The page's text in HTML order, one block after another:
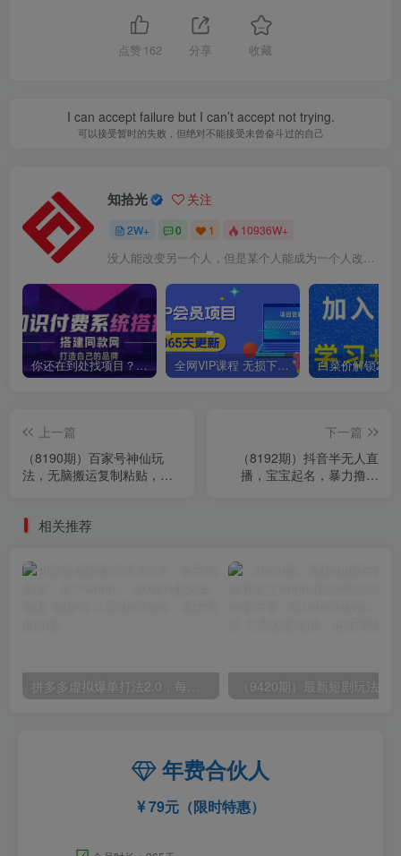
点赞 162 分享 收藏
I can accept failure but I can’t accept not trying.
可以接受暂时的失败，但绝对不能接受未曾奋斗过的自己
知拾光 关注
2W+ 0 1 10936W+
没人能改变另一个人，但是某个人能成为一个人改变的原因
你还在到处找项目？还在当韭菜？我靠卖项目一个月收入5万+，曾经我也是个失败者。 全网VIP课程 无损下载~
上一篇
（8190期）百家号神仙玩
法，无脑搬运复制粘贴，可
下一篇
（8192期）抖音半无人直
播，宝宝起名，暴力撸音
相关推荐
年费合伙人
79元（限时特惠）